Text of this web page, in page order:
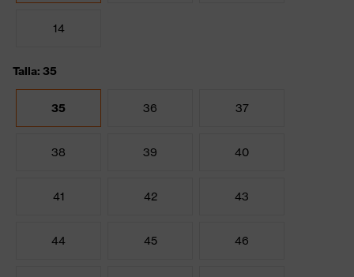
14
Talla: 35
35 36 37
38 39 40
41 42 43
44 45 46